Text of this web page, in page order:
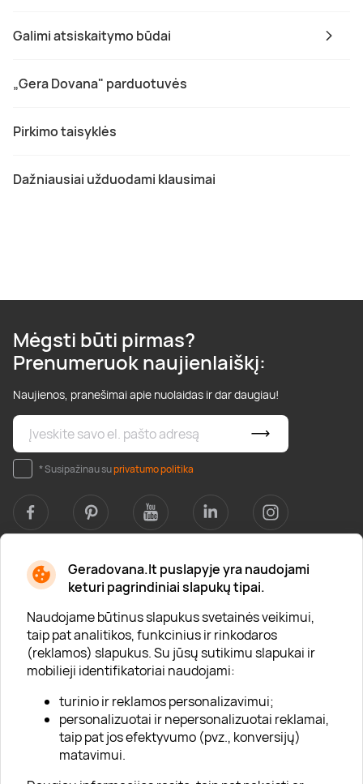
Geradovana.lt puslapyje yra naudojami
keturi pagrindiniai slapukų tipai.
Naudojame būtinus slapukus svetainės veikimui,
taip pat analitikos, funkcinius ir rinkodaros
(reklamos) slapukus. Su jūsų sutikimu slapukai ir
mobilieji identifikatoriai naudojami:
turinio ir reklamos personalizavimui;
personalizuotai ir nepersonalizuotai reklamai,
taip pat jos efektyvumo (pvz., konversijų)
matavimui.
Galimi atsiskaitymo būdai
„Gera Dovana" parduotuvės
Pirkimo taisyklės
Dažniausiai užduodami klausimai
Mėgsti būti pirmas?
Prenumeruok naujienlaiškį:
Naujienos, pranešimai apie nuolaidas ir dar daugiau!
* Susipažinau suprivatumo politika
Apie mus
Apie „Gera Dovana“
Lojalumo klubas
Karjera
Visi partneriai
Kontaktai
Tinklaraštis